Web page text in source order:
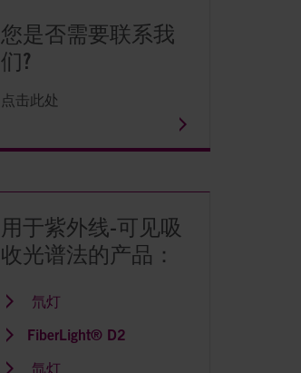
您是否需要联系我
们?
点击此处
用于紫外线-可见吸
收光谱法的产品：
氘灯
FiberLight® D2
氙灯